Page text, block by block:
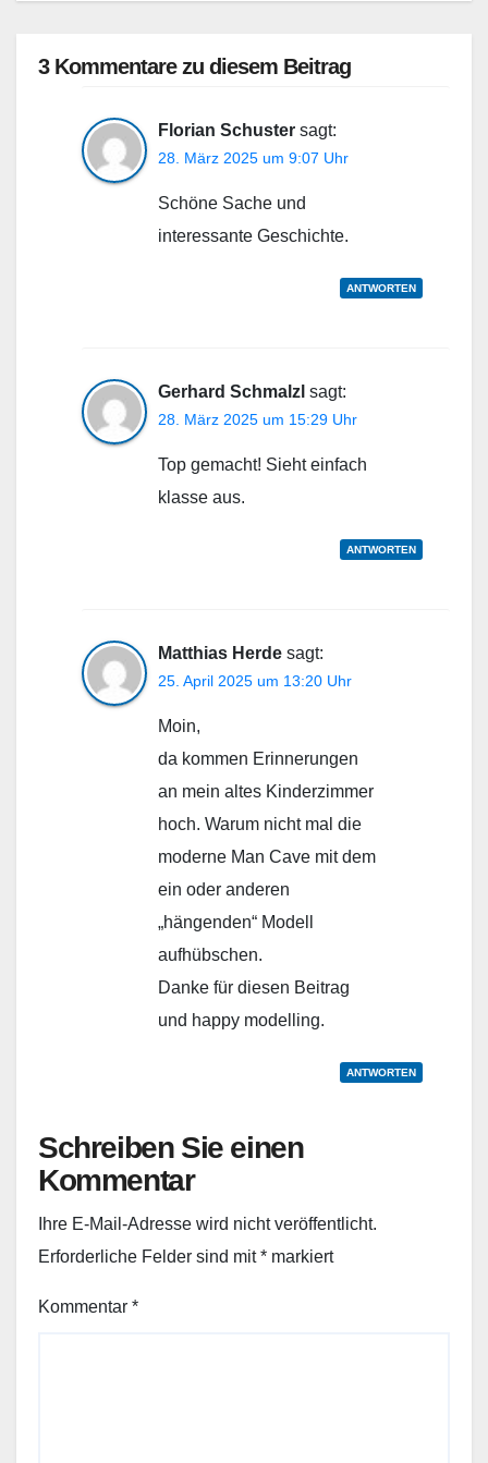
3 Kommentare zu diesem Beitrag
Florian Schuster sagt:
28. März 2025 um 9:07 Uhr
Schöne Sache und
interessante Geschichte.
ANTWORTEN
Gerhard Schmalzl sagt:
28. März 2025 um 15:29 Uhr
Top gemacht! Sieht einfach
klasse aus.
ANTWORTEN
Matthias Herde sagt:
25. April 2025 um 13:20 Uhr
Moin,
da kommen Erinnerungen
an mein altes Kinderzimmer
hoch. Warum nicht mal die
moderne Man Cave mit dem
ein oder anderen
„hängenden“ Modell
aufhübschen.
Danke für diesen Beitrag
und happy modelling.
ANTWORTEN
Schreiben Sie einen
Kommentar
Ihre E-Mail-Adresse wird nicht veröffentlicht.
Erforderliche Felder sind mit* markiert
Kommentar *